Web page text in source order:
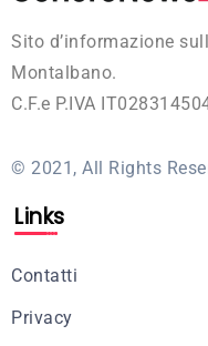
Sito d’informazione
Montalbano.
C.F.e P.IVA
© 2021, All Rights
Links
Contatti
Privacy